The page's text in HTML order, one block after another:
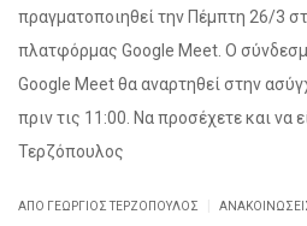
πραγματοποιηθεί την Πέμπτη 26/3
πλατφόρμας Google Meet. Ο
Google Meet θα αναρτηθεί στην
πριν τις 11:00. Να προσέχετε και να
Τερζόπουλος
ΑΠΌ ΓΕΏΡΓΙΟΣ ΤΕΡΖΌΠΟΥΛΟΣ